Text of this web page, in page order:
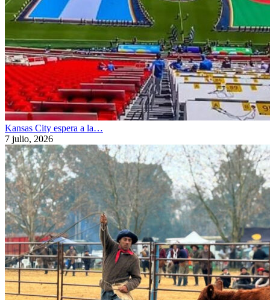
Kansas City espera a la…
7 julio, 2026